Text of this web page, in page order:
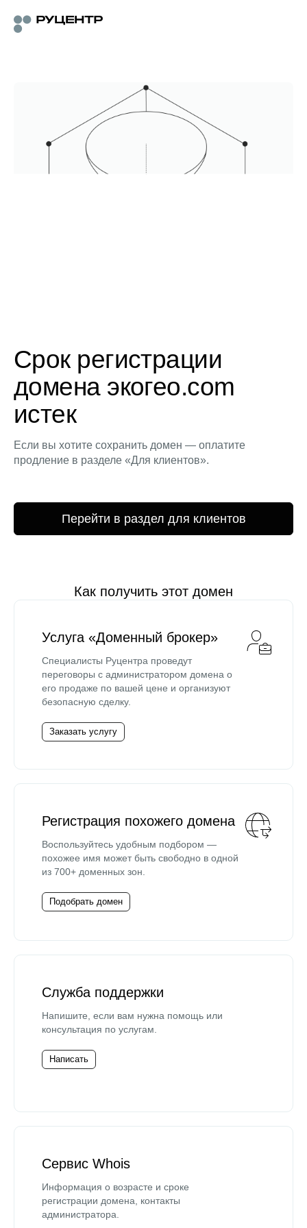
Срок регистрации
домена экогео.com
истек
Если вы хотите сохранить домен — оплатите
продление в разделе «Для клиентов».
Перейти в раздел для клиентов
Как получить этот домен
Услуга «Доменный брокер»
Специалисты Руцентра проведут
переговоры с администратором домена о
его продаже по вашей цене и организуют
безопасную сделку.
Заказать услугу
Регистрация похожего домена
Воспользуйтесь удобным подбором —
похожее имя может быть свободно в одной
из 700+ доменных зон.
Подобрать домен
Служба поддержки
Напишите, если вам нужна помощь или
консультация по услугам.
Написать
Сервис Whois
Информация о возрасте и сроке
регистрации домена, контакты
администратора.